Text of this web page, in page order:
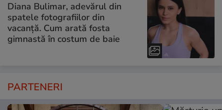
Diana Bulimar, adevărul din
spatele fotografiilor din
vacanță. Cum arată fosta
gimnastă în costum de baie
PARTENERI